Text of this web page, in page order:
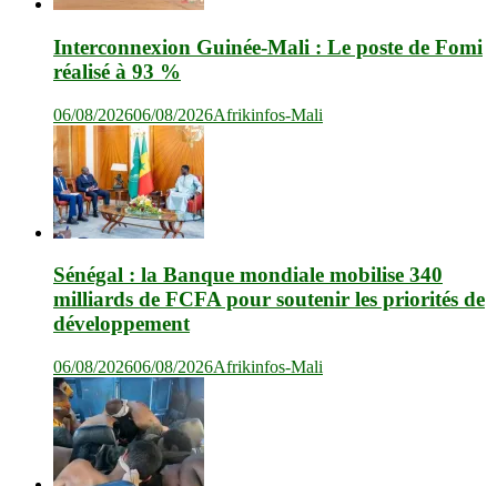
Interconnexion Guinée-Mali : Le poste de Fomi
réalisé à 93 %
06/08/202606/08/2026Afrikinfos-Mali
Sénégal : la Banque mondiale mobilise 340
milliards de FCFA pour soutenir les priorités de
développement
06/08/202606/08/2026Afrikinfos-Mali